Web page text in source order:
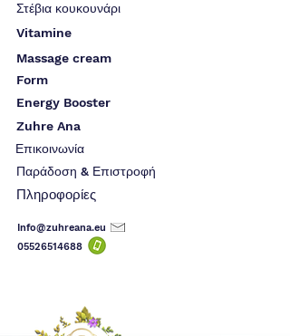
Στέβια κουκουνάρι
Vitamine
Massage cream
Form
Energy Booster
Zuhre Ana
Επικοινωνία
Παράδοση & Επιστροφή
Πληροφορίες
Info@zuhreana.eu
05526514688